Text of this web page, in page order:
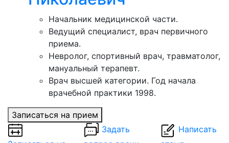
Начальник медицинской части.
Ведущий специалист, врач первичного
приема.
Невролог, спортивный врач, травматолог,
мануальный терапевт.
Врач высшей категории. Год начала
врачебной практики 1998.
Записаться на прием
Задать
Написать